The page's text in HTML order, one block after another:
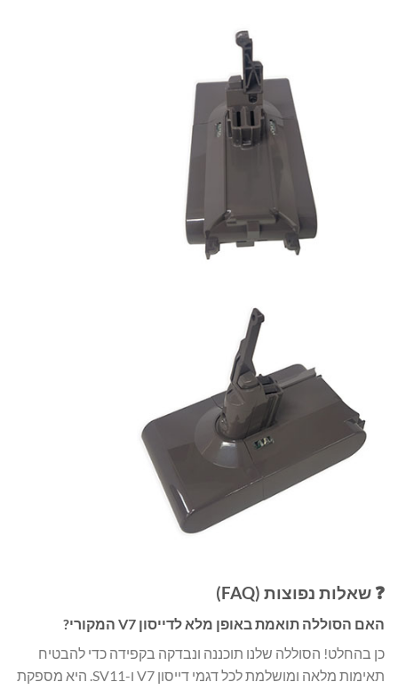
❓ שאלות נפוצות (FAQ)
האם הסוללה תואמת באופן מלא לדייסון V7 המקורי?
כן בהחלט! הסוללה שלנו תוכננה ונבדקה בקפידה כדי להבטיח
תאימות מלאה ומושלמת לכל דגמי דייסון V7 ו-SV11. היא מספקת